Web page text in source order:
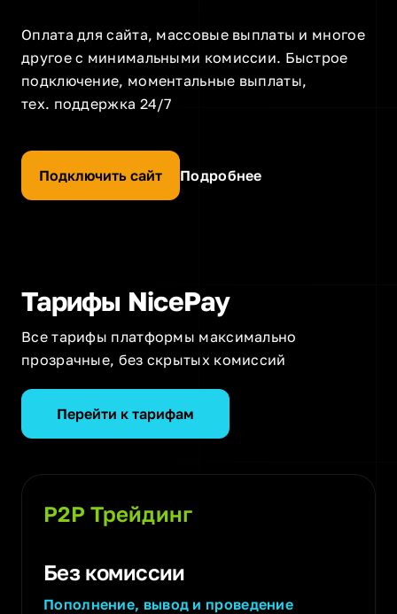
Оплата для сайта, массовые выплаты и многое
другое с минимальными комиссии. Быстрое
подключение, моментальные выплаты,
тех. поддержка 24/7
Подключить сайт Подробнее
Тарифы NicePay
Все тарифы платформы максимально
прозрачные, без скрытых комиссий
Перейти к тарифам
P2P Трейдинг
Без комиссии
Пополнение, вывод и проведение